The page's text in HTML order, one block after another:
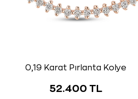
0,19 Karat Pırlanta Kolye
52.400 TL